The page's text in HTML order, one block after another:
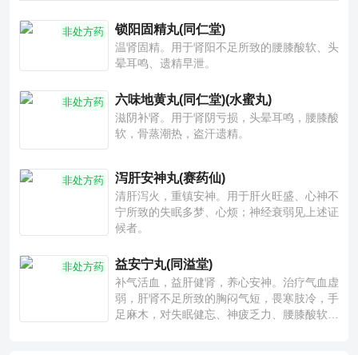
非处方药 锁阳固精丸(同仁堂)
温肾固精。用于肾阳不足所致的腰膝酸软、头
晕耳鸣、遗精早泄。
非处方药 六味地黄丸(同仁堂)(水蜜丸)
滋阴补肾。用于肾阴亏损，头晕耳鸣，腰膝酸
软，骨蒸潮热，盗汗遗精。
非处方药 泻肝安神丸(赛药仙)
清肝泻火，重镇安神。用于肝火旺盛、心神不
宁所致的失眠多梦、心烦；神经衰弱见上述证
候者。
非处方药 益安宁丸(同溢堂)
补气活血，益肝健肾，养心安神。治疗气血虚
弱，肝肾不足所致的胸闷气短，畏寒肢冷，手
足麻木，对失眠健忘、神疲乏力、腰膝酸软也